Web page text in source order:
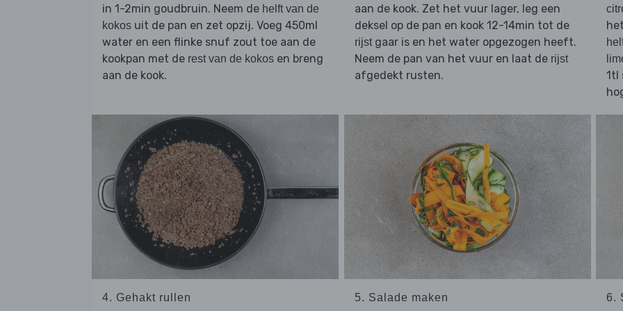
in 1-2min goudbruin. Neem de helft van de
kokos uit de pan en zet opzij. Voeg 450ml
water en een flinke snuf zout toe aan de
kookpan met de rest van de kokos en breng
aan de kook.
aan de kook. Zet het vuur lager, leg een
deksel op de pan en kook 12-14min tot de
rijstgaar is en het water opgezogen heeft.
Neem de pan van het vuur en laat de rijst
afgedekt rusten.
1tl
4. Gehakt rullen 5. Salade maken 6.